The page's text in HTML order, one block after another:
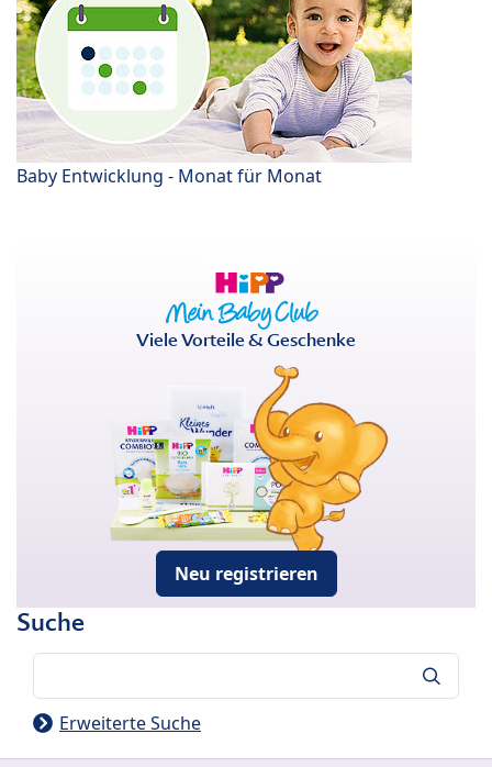
Baby Entwicklung - Monat für Monat
Viele Vorteile & Geschenke
Neu registrieren
Suche
Erweiterte Suche